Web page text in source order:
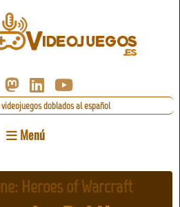
doblados al español
Menú
Heroes of Warcraft